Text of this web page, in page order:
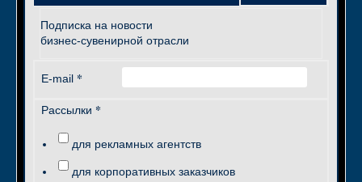
Подписка на новости
бизнес-сувенирной отрасли
E-mail *
Рассылки *
для рекламных агентств
для корпоративных заказчиков